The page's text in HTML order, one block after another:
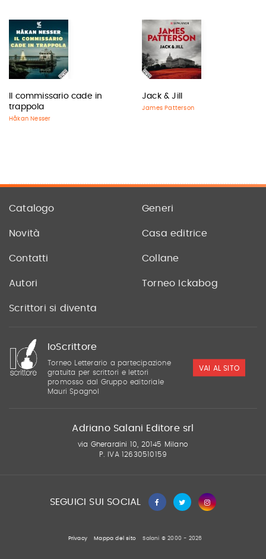
Il commissario cade in
trappola
Håkan Nesser
Jack & Jill
James Patterson
Catalogo Generi
Novità Casa editrice
Contatti Collane
Autori Torneo Ickabog
Scrittori si diventa
IoScrittore
Torneo Letterario a partecipazione
gratuita per scrittori e lettori
promosso dal Gruppo editoriale
Mauri Spagnol
VAI AL SITO
Adriano Salani Editore srl
via Gherardini 10, 20145 Milano
P. IVA 12630510159
SEGUICI SUI SOCIAL
Privacy Mappa del sito Salani © 2000 - 2026